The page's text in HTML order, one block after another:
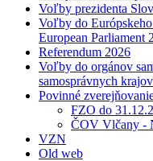
Voľby prezidenta
Voľby do Európskeho
European Parliament
Referendum 2026
Voľby do orgánov
samosprávnych
Povinné
FZO do
ČOV Vlčany -
VZN
Old web